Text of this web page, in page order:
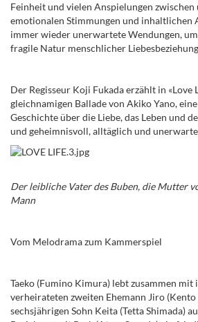
Feinheit und vielen Anspielungen
emotionalen Stimmungen und inhaltlichen
immer wieder unerwartete Wendungen,
fragile Natur menschlicher
Der Regisseur Koji Fukada erzählt in «Love
gleichnamigen Ballade von Akiko Yano,
Geschichte über die Liebe, das Leben und
und geheimnisvoll, alltäglich und
Der leibliche Vater des Buben, die Mutter
Mann
Vom Melodrama zum Kammerspiel
Taeko (Fumino Kimura) lebt zusammen mit
verheirateten zweiten Ehemann Jiro (Kento
sechsjährigen Sohn Keita (Tetta Shimada)